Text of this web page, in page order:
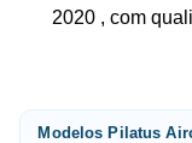
2020 , com
Modelos Pilatus